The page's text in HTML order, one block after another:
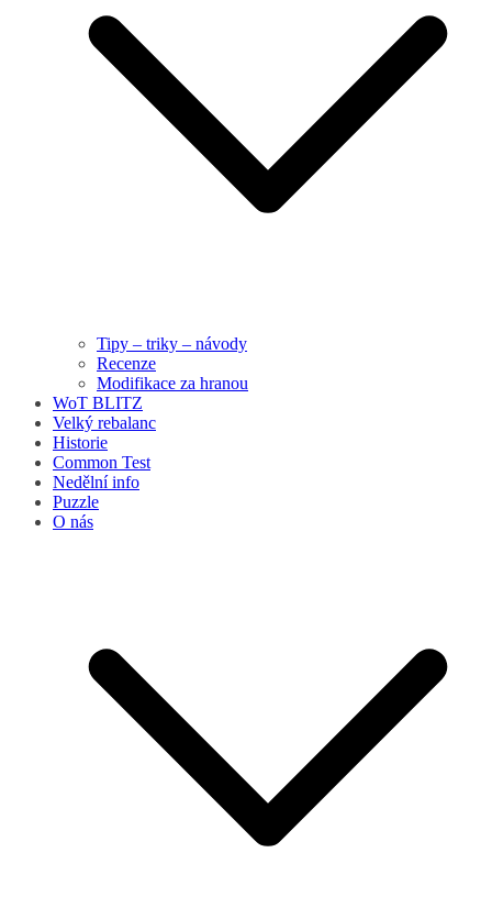
Tipy – triky – návody
Recenze
Modifikace za hranou
WoT BLITZ
Velký rebalanc
Historie
Common Test
Nedělní info
Puzzle
O nás